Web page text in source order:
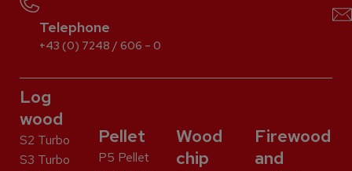
Telephone
+43 (0) 7248 / 606 – 0
Log
wood
S2 Turbo
S3 Turbo
Pellet
P5 Pellet
Wood
chip
Firewood
and